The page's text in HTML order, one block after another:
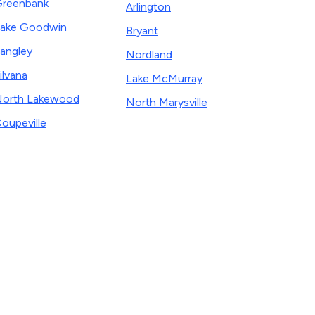
Goodwin
Lakewood
Arlington
Bryant
Nordland
Lake McMurray
North Marysville